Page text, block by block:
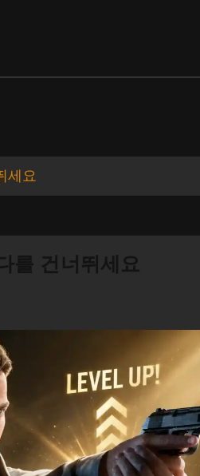
세요
를 건너뛰세요